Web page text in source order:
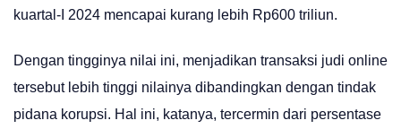
kuartal-I 2024 mencapai kurang lebih Rp600 triliun.
Dengan tingginya nilai ini, menjadikan transaksi judi online
tersebut lebih tinggi nilainya dibandingkan dengan tindak
pidana korupsi. Hal ini, katanya, tercermin dari persentase